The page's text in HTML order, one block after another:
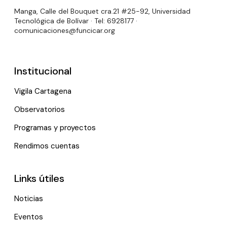
Manga, Calle del Bouquet cra.21 #25-92, Universidad
Tecnológica de Bolívar · Tel: 6928177 ·
comunicaciones@funcicar.org
Institucional
Vigila Cartagena
Observatorios
Programas y proyectos
Rendimos cuentas
Links útiles
Noticias
Eventos